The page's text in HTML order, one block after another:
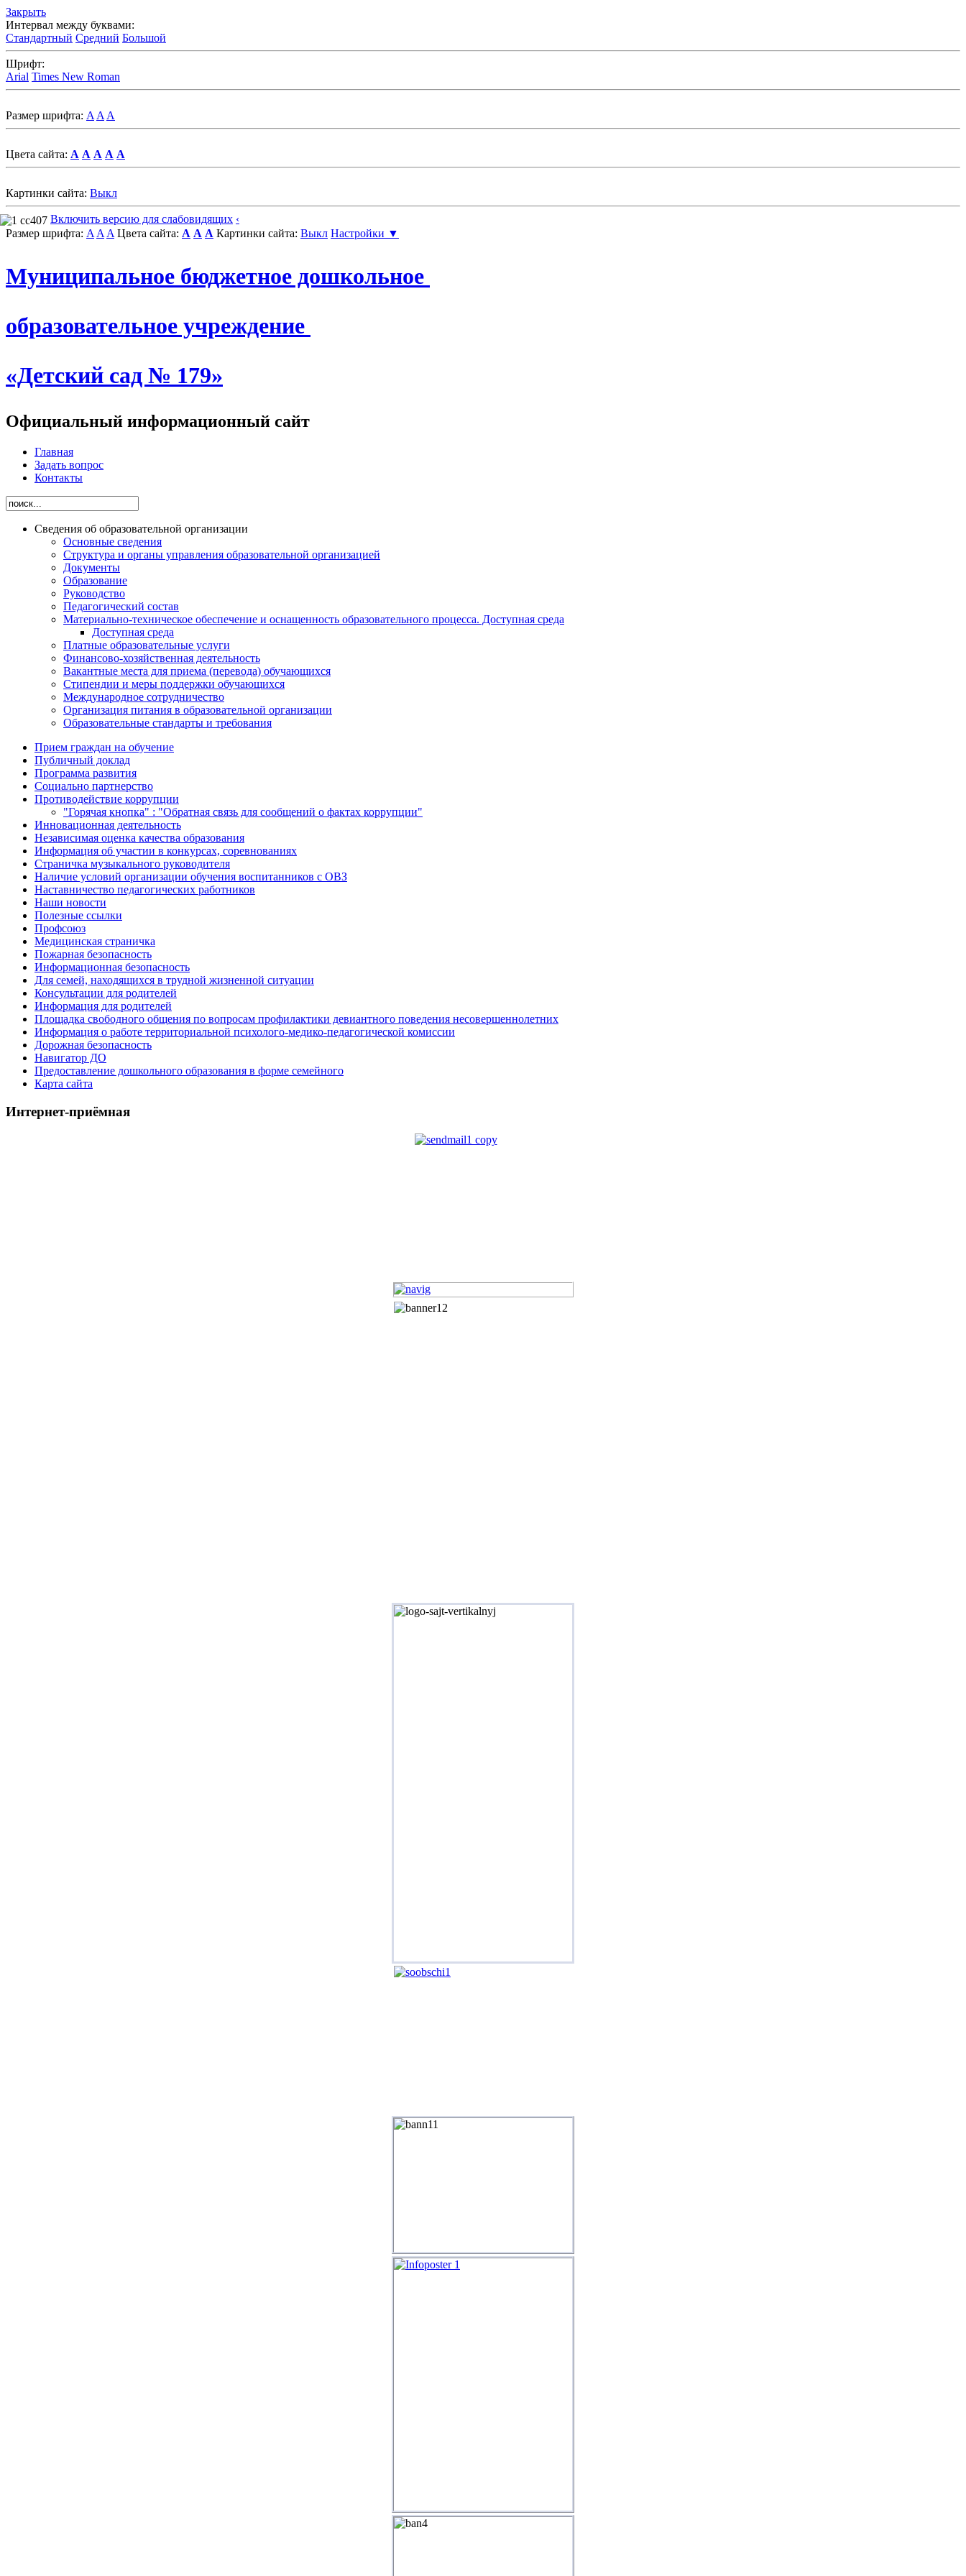
Закрыть
Интервал между буквами:
Стандартный Средний Большой
Шрифт:
Arial Times New Roman
Размер шрифта: A A A
Цвета сайта: A A A A A
Картинки сайта: Выкл
Включить версию для слабовидящих ‹
Размер шрифта: A A A Цвета сайта: A A A Картинки сайта: Выкл Настройки ▼
Муниципальное бюджетное дошкольное
образовательное учреждение
«Детский сад № 179»
Официальный информационный сайт
Главная
Задать вопрос
Контакты
Сведения об образовательной организации
Основные сведения
Структура и органы управления образовательной организацией
Документы
Образование
Руководство
Педагогический состав
Материально-техническое обеспечение и оснащенность образовательного процесса. Доступная среда
Доступная среда
Платные образовательные услуги
Финансово-хозяйственная деятельность
Вакантные места для приема (перевода) обучающихся
Стипендии и меры поддержки обучающихся
Международное сотрудничество
Организация питания в образовательной организации
Образовательные стандарты и требования
Прием граждан на обучение
Публичный доклад
Программа развития
Социально партнерство
Противодействие коррупции
"Горячая кнопка" : "Обратная связь для сообщений о фактах коррупции"
Инновационная деятельность
Независимая оценка качества образования
Информация об участии в конкурсах, соревнованиях
Страничка музыкального руководителя
Наличие условий организации обучения воспитанников с ОВЗ
Наставничество педагогических работников
Наши новости
Полезные ссылки
Профсоюз
Медицинская страничка
Пожарная безопасность
Информационная безопасность
Для семей, находящихся в трудной жизненной ситуации
Консультации для родителей
Информация для родителей
Площадка свободного общения по вопросам профилактики девиантного поведения несовершеннолетних
Информация о работе территориальной психолого-медико-педагогической комиссии
Дорожная безопасность
Навигатор ДО
Предоставление дошкольного образования в форме семейного
Карта сайта
Интернет-приёмная